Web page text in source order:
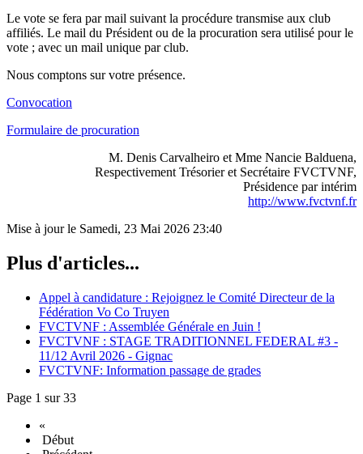
Le vote se fera par mail suivant la procédure transmise aux club
affiliés. Le mail du Président ou de la procuration sera utilisé pour le
vote ; avec un mail unique par club.
Nous comptons sur votre présence.
Convocation
Formulaire de procuration
M. Denis Carvalheiro et Mme Nancie Balduena,
Respectivement Trésorier et Secrétaire FVCTVNF,
Présidence par intérim
http://www.fvctvnf.fr
Mise à jour le Samedi, 23 Mai 2026 23:40
Plus d'articles...
Appel à candidature : Rejoignez le Comité Directeur de la
Fédération Vo Co Truyen
FVCTVNF : Assemblée Générale en Juin !
FVCTVNF : STAGE TRADITIONNEL FEDERAL #3 -
11/12 Avril 2026 - Gignac
FVCTVNF: Information passage de grades
Page 1 sur 33
«
Début